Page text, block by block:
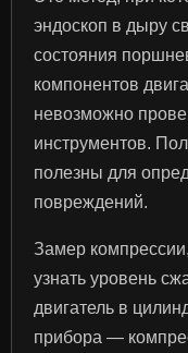
эндоскоп в дыру
состояния
компонентов
невозможно
инструментов.
полезны для
повреждений.
Замер
узнать уровень
двигатель в
прибора —